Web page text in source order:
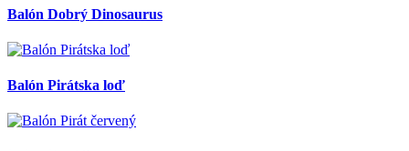
Balón Dobrý Dinosaurus
Balón Pirátska loď